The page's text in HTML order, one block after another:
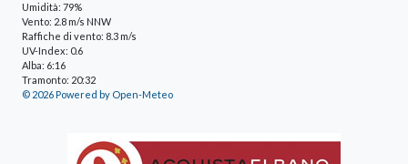
Umidità: 79%
Vento: 2.8 m/s NNW
Raffiche di vento: 8.3 m/s
UV-Index: 0.6
Alba: 6:16
Tramonto: 20:32
© 2026 Powered by Open-Meteo